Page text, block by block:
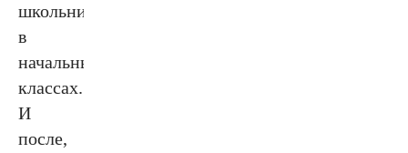
школьников
в
начальных
классах.
И
после,